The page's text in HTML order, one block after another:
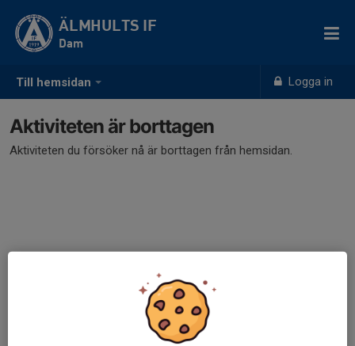
Till hemsidan Logga in
ÄLMHULTS IF
Dam
Aktiviteten är borttagen
Aktiviteten du försöker nå är borttagen från hemsidan.